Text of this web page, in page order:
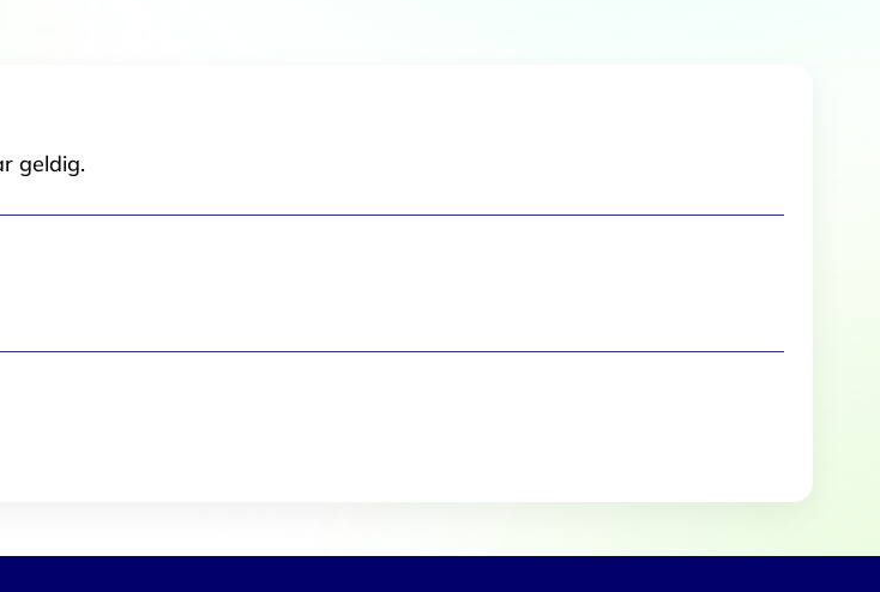
jouw gebruik van onze site met onze partners voor social media,
combineren met andere informatie die je aan ze hebt verstrekt of die
services.
Statistieken Marketing
geldig.